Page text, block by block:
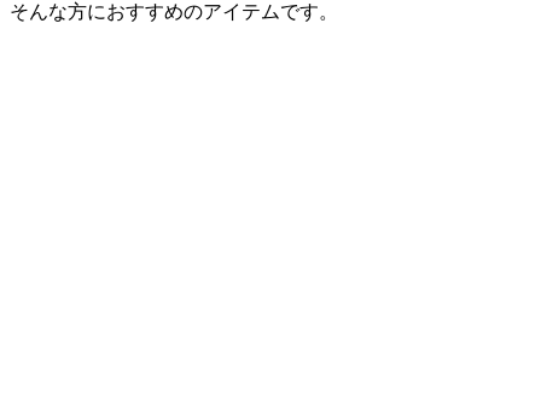
そんな方におすすめのアイテムです。